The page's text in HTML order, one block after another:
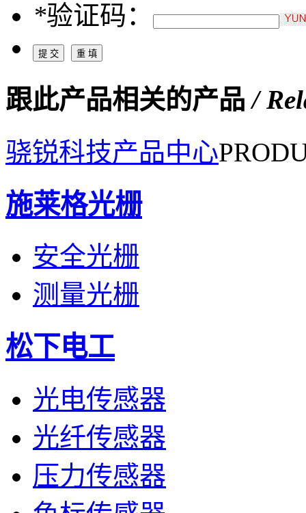
*验证码：
跟此产品相关的产品/
骁锐科技产品中心
施莱格光栅
安全光栅
测量光栅
松下电工
光电传感器
光纤传感器
压力传感器